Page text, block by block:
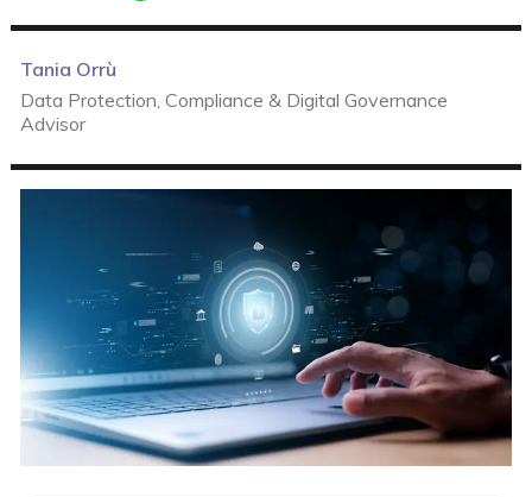
Tania Orrù
Data Protection, Compliance & Digital Governance
Advisor